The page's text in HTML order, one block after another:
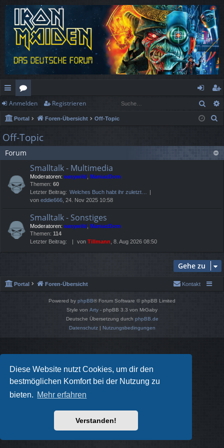
Diese Website nutzt Cookies, um dir den
bestmöglichen Komfort bei der Nutzung zu
bieten. Mehr erfahren
Verstanden!
ch
ne
llz
ug
or
en
n
m
eg
ist
re
Anmelden Registrieren
Portal Foren-Übersicht Off-Topic
e
Off-Topic
Forum
Smalltalk - Multimedia
Moderatoren: easywild ManiacDom
Themen: 60
Letzter Beitrag: Welches Buch habt ihr zuletzt…
von eddie666 , 24. Nov 2025 10:58
Smalltalk - Sonstiges
Moderatoren: easywild ManiacDom
Themen: 114
Letzter Beitrag:
von Tillmann , 8. Aug 2026 08:50
Gehe zu
Portal Foren-Übersicht Kontakt
Powered by phpBB® Forum Software © phpBB Limited
Style von Arty - phpBB 3.3 von MrGaby
Deutsche Übersetzung durch phpBB.de
Datenschutz| Nutzungsbedingungen